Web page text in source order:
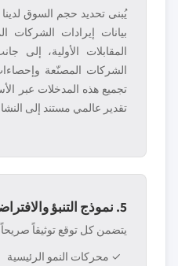
يُبنى تحديد حجم السوق
بيانات إيرادات
المقابلات الأولية، إلى
الشركات المصنّعة
تجميع هذه المدخلات عبر
تقدير عالمي مستند إلى
5. نموذج التنبؤ والافتراضات الرئيسية
يتضمن كل توقع توثيقاً صريحاً
✓ محركات النمو الرئيسية